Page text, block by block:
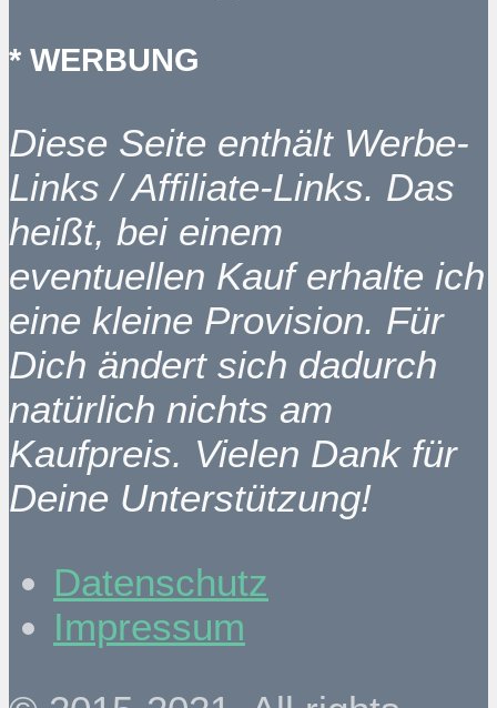
* WERBUNG
Diese Seite enthält Werbe-
Links / Affiliate-Links. Das
heißt, bei einem
eventuellen Kauf erhalte ich
eine kleine Provision. Für
Dich ändert sich dadurch
natürlich nichts am
Kaufpreis. Vielen Dank für
Deine Unterstützung!
Datenschutz
Impressum